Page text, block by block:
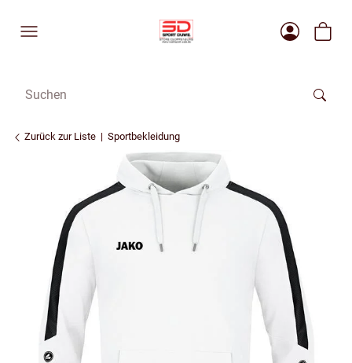
Zurück zur Liste Sportbekleidung